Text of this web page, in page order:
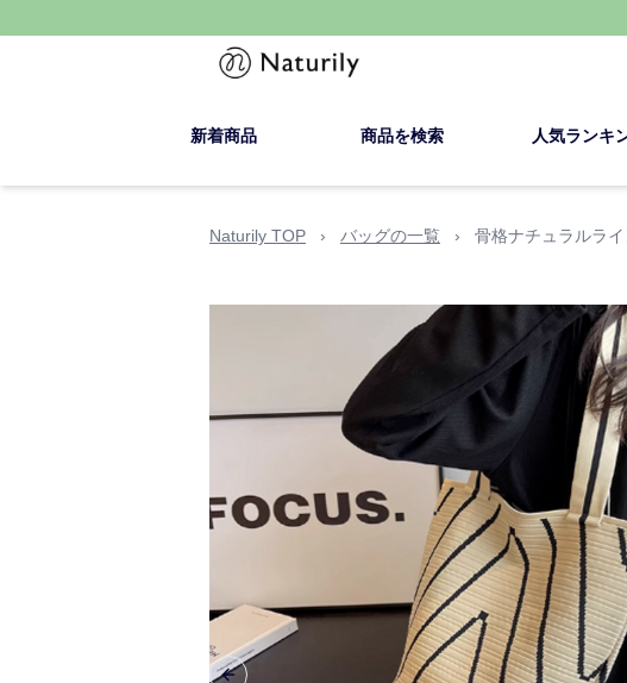
新着商品 商品を検索 人気ランキ
Naturily TOP › バッグの一覧 › 骨格ナチュラルラ